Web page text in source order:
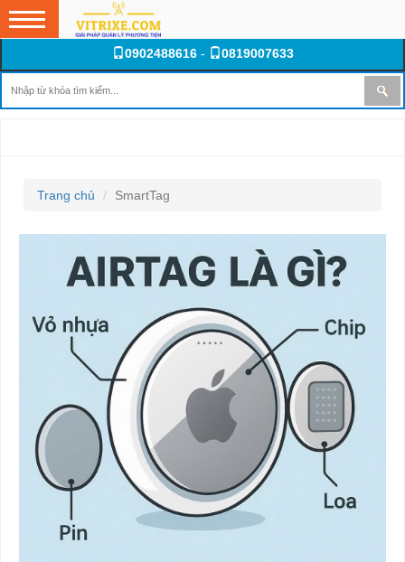
0902488616- 0819007633
Trang chủ SmartTag